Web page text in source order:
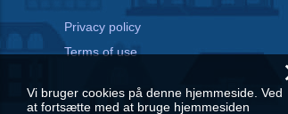
Privacy policy
Terms of use
Vi bruger cookies på denne hjemmeside. Ved
at fortsætte med at bruge hjemmesiden